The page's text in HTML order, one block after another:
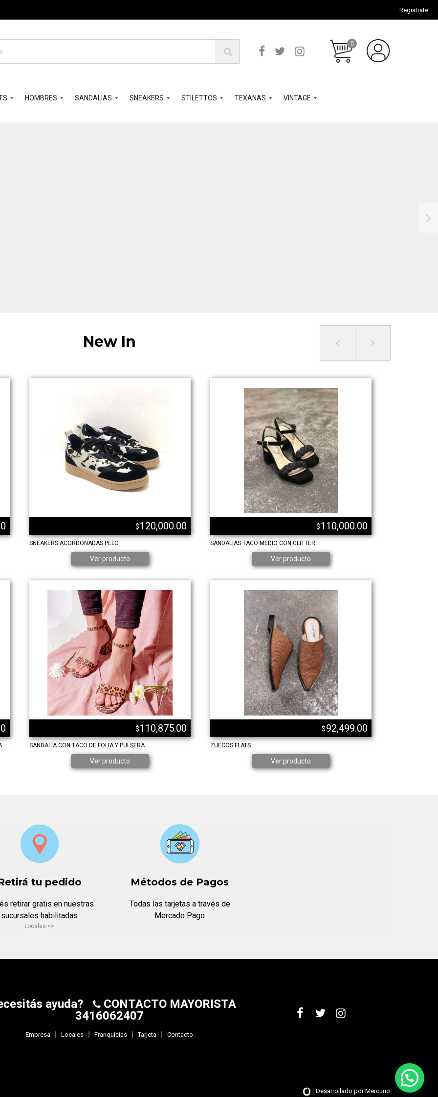
Registrate
0
HOMBRES SANDALIAS SNEAKERS STILETTOS TEXANAS VINTAGE
New In
$120,000.00
SNEAKERS ACORDONADAS PELO
Ver producto
$110,875.00
SANDALIA CON TACO DE FOLIA Y PULSERA.
Ver producto
$110,000.00
SANDALIAS TACO MEDIO CON GLITTER
Ver producto
$92,499.00
ZUECOS FLATS
Ver producto
tu pedido
retirar gratis en nuestras
sucursales habilitadas
Locales >>
Métodos de Pagos
Todas las tarjetas a través de
Mercado Pago
ayuda?
CONTACTO MAYORISTA
3416062407
Empresa Locales Franquicias Tarjeta Contacto
Desarrollado por Mercurio